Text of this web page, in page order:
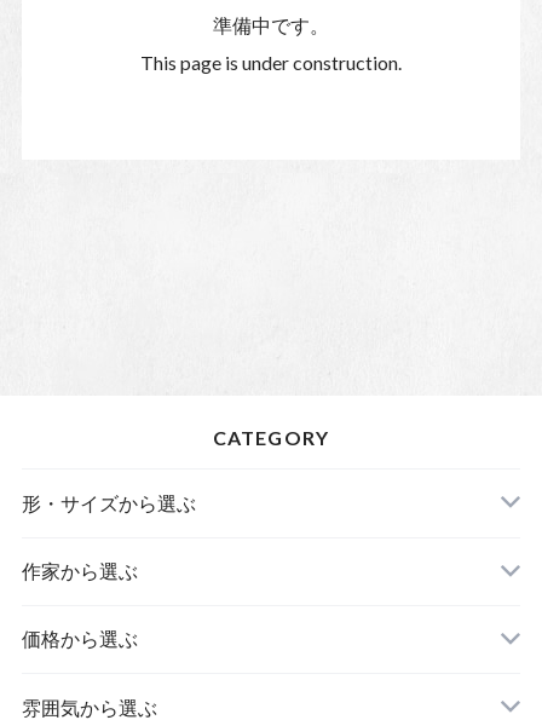
準備中です。
This page is under construction.
CATEGORY
形・サイズから選ぶ
皿
鉢
湯呑み・マグカップ
作家から選ぶ
価格から選ぶ
雰囲気から選ぶ